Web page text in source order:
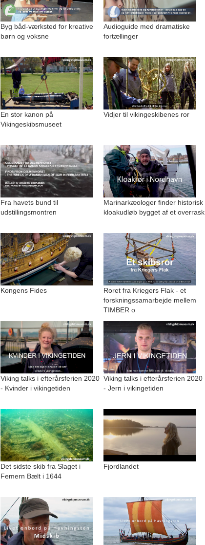
Byg båd-værksted for kreative
børn og voksne
Audioguide med dramatiske
fortællinger
En stor kanon på
Vikingeskibsmuseet
Vidjer til vikingeskibenes ror
Fra havets bund til
udstillingsmontren
Marinarkæologer finder historisk
kloakudløb bygget af et overrask
Kongens Fides
Roret fra Kriegers Flak - et
forskningssamarbejde mellem
TIMBER o
Viking talks i efterårsferien 2020
- Kvinder i vikingetiden
Viking talks i efterårsferien 2020
- Jern i vikingetiden
Det sidste skib fra Slaget i
Femern Bælt i 1644
Fjordlandet